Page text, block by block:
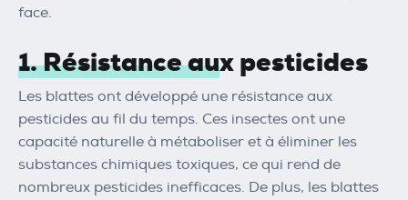
face.
1. Résistance aux pesticides
Les blattes ont développé une résistance aux
pesticides au fil du temps. Ces insectes ont une
capacité naturelle à métaboliser et à éliminer les
substances chimiques toxiques, ce qui rend de
nombreux pesticides inefficaces. De plus, les blattes